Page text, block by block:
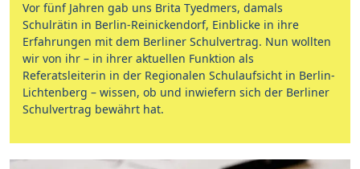
Vor fünf Jahren gab uns Brita Tyedmers, damals
Schulrätin in Berlin-Reinickendorf, Einblicke in ihre
Erfahrungen mit dem Berliner Schulvertrag. Nun wollten
wir von ihr – in ihrer aktuellen Funktion als
Referatsleiterin in der Regionalen Schulaufsicht in Berlin-
Lichtenberg – wissen, ob und inwiefern sich der Berliner
Schulvertrag bewährt hat.